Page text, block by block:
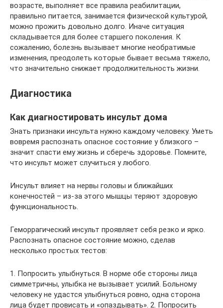
возрасте, выполняет все правила реабилитации,
правильно питается, занимается физической культурой,
можно прожить довольно долго. Иначе ситуация
складывается для более старшего поколения. К
сожалению, болезнь вызывает многие необратимые
изменения, преодолеть которые бывает весьма тяжело,
что значительно снижает продолжительность жизни.
Диагностика
Как диагностировать инсульт дома
Знать признаки инсульта нужно каждому человеку. Уметь
вовремя распознать опасное состояние у близкого –
значит спасти ему жизнь и сберечь здоровье. Помните,
что инсульт может случиться у любого.
Инсульт влияет на нервы головы и ближайших
конечностей – из-за этого мышцы теряют здоровую
функциональность.
Геморрагический инсульт проявляет себя резко и ярко.
Распознать опасное состояние можно, сделав
несколько простых тестов:
1. Попросить улыбнуться. В норме обе стороны лица
симметричны, улыбка не вызывает усилий. Больному
человеку не удастся улыбнуться ровно, одна сторона
лица будет провисать и «опаздывать». 2. Попросить